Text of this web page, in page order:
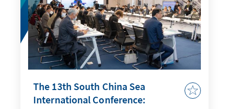
The 13th South China Sea
International Conference: